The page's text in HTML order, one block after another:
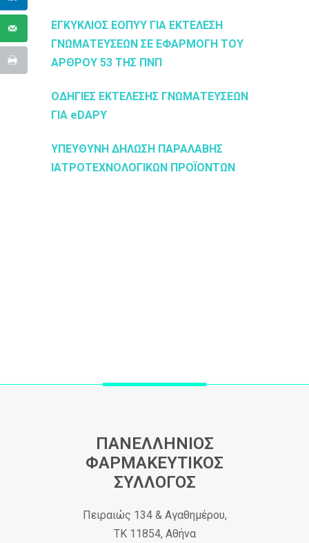
ΕΓΚΥΚΛΙΟΣ ΕΟΠΥΥ ΓΙΑ ΕΚΤΕΛΕΣΗ
ΓΝΩΜΑΤΕΥΣΕΩΝ ΣΕ ΕΦΑΡΜΟΓΗ ΤΟΥ
ΑΡΘΡΟΥ 53 ΤΗΣ ΠΝΠ
ΟΔΗΓΙΕΣ ΕΚΤΕΛΕΣΗΣ ΓΝΩΜΑΤΕΥΣΕΩΝ
ΓΙΑ eDAPY
ΥΠΕΥΘΥΝΗ ΔΗΛΩΣΗ ΠΑΡΑΛΑΒΗΣ
ΙΑΤΡΟΤΕΧΝΟΛΟΓΙΚΩΝ ΠΡΟΪΟΝΤΩΝ
ΠΑΝΕΛΛΗΝΙΟΣ
ΦΑΡΜΑΚΕΥΤΙΚΟΣ
ΣΥΛΛΟΓΟΣ
Πειραιώς 134 & Αγαθημέρου,
ΤΚ 11854, Αθήνα